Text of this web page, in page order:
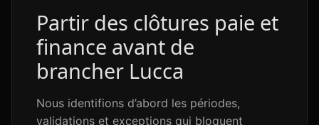
Partir des clôtures paie et
finance avant de
brancher Lucca
Nous identifions d’abord les périodes,
validations et exceptions qui bloquent